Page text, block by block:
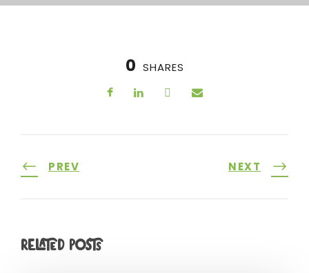
0 SHARES
PREV NEXT
Related Posts